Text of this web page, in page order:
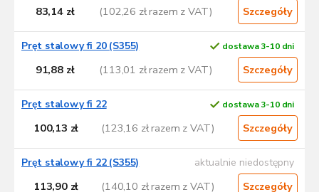
83,14 zł (102,26 zł razem z VAT) Szczegóły
Pręt stalowy fi 20 (S355) dostawa 3-10 dni
91,88 zł (113,01 zł razem z VAT) Szczegóły
Pręt stalowy fi 22 dostawa 3-10 dni
100,13 zł (123,16 zł razem z VAT) Szczegóły
Pręt stalowy fi 22 (S355) aktualnie niedostępny
113,90 zł (140,10 zł razem z VAT) Szczegóły